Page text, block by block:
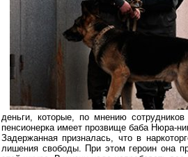
деньги, которые, по мнению
пенсионерка имеет прозвище баба Нюра-
Задержанная призналась, что в
лишения свободы. При этом героин она